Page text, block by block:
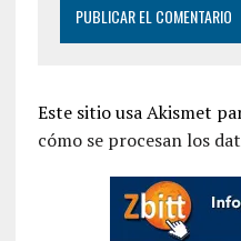
Este sitio usa Akismet
cómo se procesan los